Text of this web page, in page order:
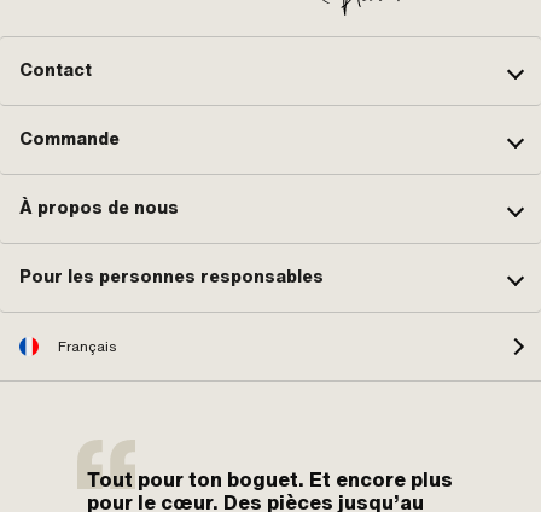
Contact
Commande
À propos de nous
Pour les personnes responsables
Français
Tout pour ton boguet. Et encore plus
pour le cœur. Des pièces jusqu’au